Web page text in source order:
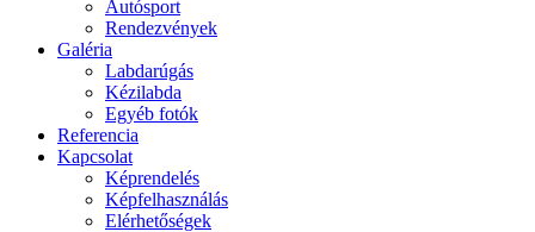
Autósport
Rendezvények
Galéria
Labdarúgás
Kézilabda
Egyéb fotók
Referencia
Kapcsolat
Képrendelés
Képfelhasználás
Elérhetőségek